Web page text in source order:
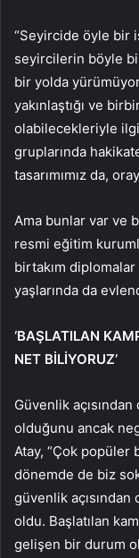
“Seyircide öyle bir
seyircilerin böyle
bir yolda
yakınlaştığı ve
olabilecekleriyle
gruplarında
tasarımımız da,
Ama bunlar var ve
resmi eğitim
birtakım
yaşlarında da
‘BAŞLATILAN
NET BİLİYORUZ’
Güvenlik
olduğunu ancak
Atay, “Çok popüler
dönemde de biz
güvenlik
oldu. Başlatılan
gelişen bir durum